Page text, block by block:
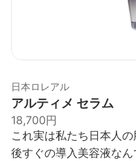
日本ロレアル
アルティメ セラム
18,700円
これ実は私たち日本人
後すぐの導入美容液な